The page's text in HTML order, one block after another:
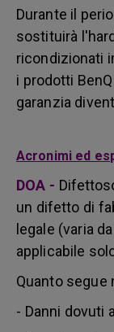
Durante il
sostituirà
ricondizionati
i prodotti
garanzia
Acronimi ed
DOA -
un difetto di
legale (varia
applicabile
Quanto segue
- Danni dovuti